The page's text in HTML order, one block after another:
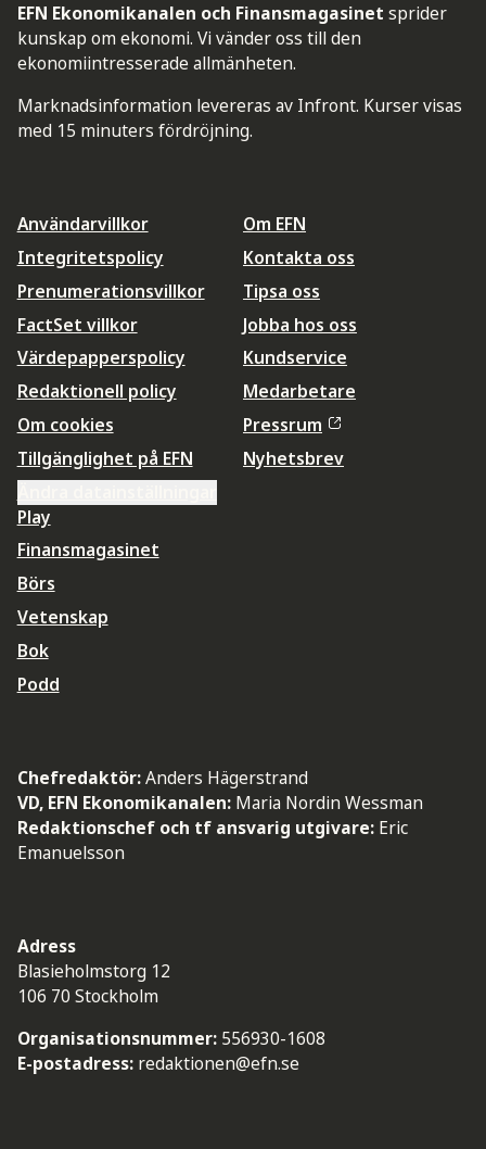
EFN Ekonomikanalen och Finansmagasinet sprider
kunskap om ekonomi. Vi vänder oss till den
ekonomiintresserade allmänheten.
Marknadsinformation levereras av Infront. Kurser visas
med 15 minuters fördröjning.
Användarvillkor
Integritetspolicy
Prenumerationsvillkor
FactSet villkor
Värdepapperspolicy
Redaktionell policy
Om cookies
Tillgänglighet på EFN
Om EFN
Kontakta oss
Tipsa oss
Jobba hos oss
Kundservice
Medarbetare
Pressrum
Nyhetsbrev
Play
Finansmagasinet
Börs
Vetenskap
Bok
Podd
Chefredaktör:Anders Hägerstrand
VD, EFN Ekonomikanalen: Maria Nordin Wessman
Redaktionschef och tf ansvarig utgivare: Eric
Emanuelsson
Adress
Blasieholmstorg 12
106 70 Stockholm
Organisationsnummer: 556930-1608
E-postadress: redaktionen@efn.se